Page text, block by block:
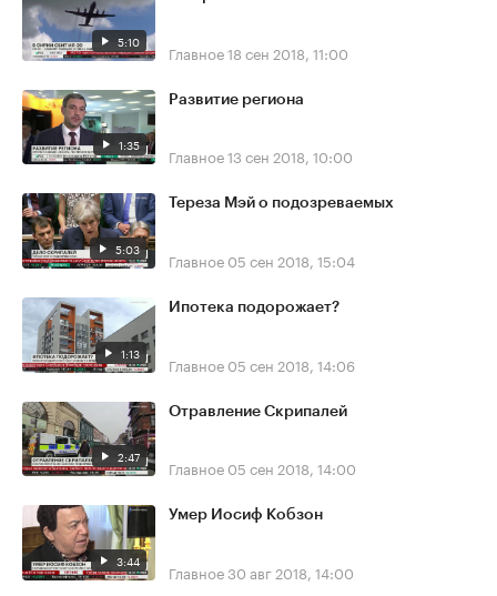
5:10 Главное18 сен 2018, 11:00
1:35
Развитие региона
Главное13 сен 2018, 10:00
5:03
Тереза Мэй о подозреваемых
Главное 05 сен 2018, 15:04
1:13
Ипотека подорожает?
Главное 05 сен 2018, 14:06
2:47
Отравление Скрипалей
Главное 05 сен 2018, 14:00
3:44
Умер Иосиф Кобзон
Главное30 авг 2018, 14:00